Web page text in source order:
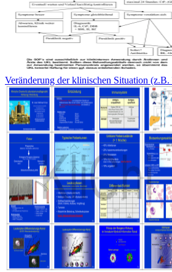
Veränderung der klinischen Situation